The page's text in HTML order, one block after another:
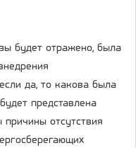
будет отражено, была
да, то какова была
представлена
отсутствия